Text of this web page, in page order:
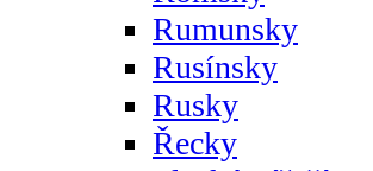
Rumunsky
Rusínsky
Rusky
Řecky